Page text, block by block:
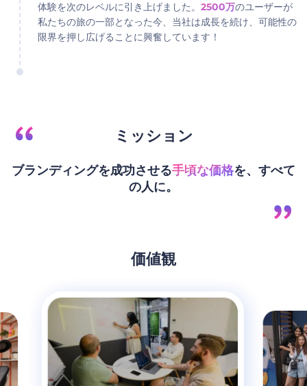
体験を次のレベルに引き上げました。 2500万のユーザーが
私たちの旅の一部となった今、当社は成長を続け、可能性の
限界を押し広げることに興奮しています！
ミッション
ブランディングを成功させる手頃な価格を、すべて
の人に。
価値観